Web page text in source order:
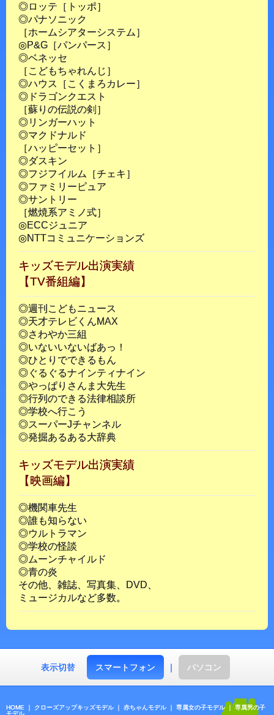
◎ロッテ［トッポ］
◎パナソニック
［ホームシアターシステム］
◎P&G［パンパース］
◎ベネッセ
［こどもちゃれんじ］
◎ハウス［こくまろカレー］
◎ドラゴンクエスト
［蘇りの伝説の剣］
◎リンガーハット
◎マクドナルド
［ハッピーセット］
◎ダスキン
◎フジフイルム［チェキ］
◎ファミリーピュア
◎サントリー
［燃焼系アミノ式］
◎ECCジュニア
◎NTTコミュニケーションズ
キッズモデル出演実績
【TV番組編】
◎週刊こどもニュース
◎天才テレビくんMAX
◎さわやか三組
◎いないいないばあっ！
◎ひとりでできるもん
◎ぐるぐるナインティナイン
◎やっぱりさんま大先生
◎行列のできる法律相談所
◎学校へ行こう
◎スーパーJチャンネル
◎発掘あるある大辞典
キッズモデル出演実績
【映画編】
◎機関車先生
◎誰も知らない
◎ウルトラマン
◎学校の怪談
◎ムーンチャイルド
◎青の炎
その他、雑誌、写真集、DVD、
ミュージカルなど多数。
表示切替 スマートフォン ｜ パソコン
HOME ｜ クローズアップキッズモデル ｜ 赤ちゃんモデル ｜ 専属女の子モデル｜ 専属男の子
モデル